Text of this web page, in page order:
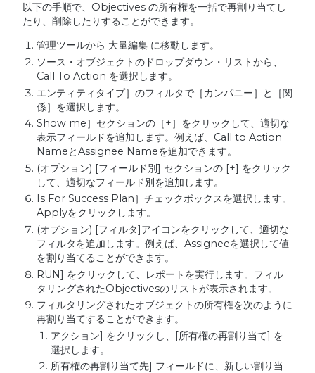
以下の手順で、Objectives の所有権を一括で再割り当てし
たり、削除したりすることができます。
管理ツールから 大量編集 に移動します。
ソース・オブジェクトのドロップダウン・リストから、
Call To Action を選択します。
エンティティタイプ］のフィルタで［カンパニー］と［関
係］を選択します。
Show me］セクションの［+］をクリックして、適切な
表示フィールドを追加します。例えば、Call to Action
NameとAssignee Nameを追加できます。
(オプション) [フィールド別] セクションの [+] をクリック
して、適切なフィールド別を追加します。
Is For Success Plan］チェックボックスを選択します。
Applyをクリックします。
(オプション) [フィルタ]アイコンをクリックして、適切な
フィルタを追加します。例えば、Assigneeを選択して値
を割り当てることができます。
RUN] をクリックして、レポートを実行します。フィル
タリングされたObjectivesのリストが表示されます。
フィルタリングされたオブジェクトの所有権を次のように
再割り当てすることができます。
アクション] をクリックし、[所有権の再割り当て] を
選択します。
所有権の再割り当て先] フィールドに、新しい割り当